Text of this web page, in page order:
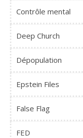
Contrôle mental
Deep Church
Dépopulation
Epstein Files
False Flag
FED